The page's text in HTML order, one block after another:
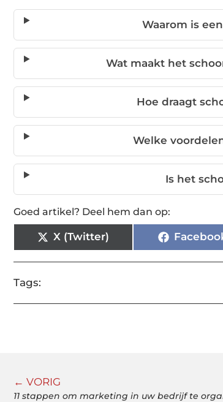
Waarom is
Wat maakt het
Hoe draagt
Welke
Is het
Goed artikel? Deel hem dan op:
X (Twitter)
Tags:
← VORIG
11 stappen om marketing in uw bedrijf te